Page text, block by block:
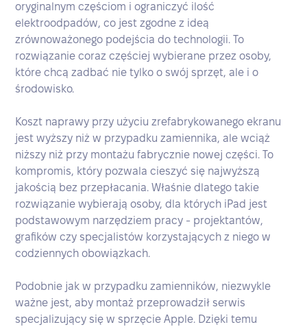
oryginalnym częściom i ograniczyć ilość
elektroodpadów, co jest zgodne z ideą
zrównoważonego podejścia do technologii. To
rozwiązanie coraz częściej wybierane przez osoby,
które chcą zadbać nie tylko o swój sprzęt, ale i o
środowisko.
Koszt naprawy przy użyciu zrefabrykowanego ekranu
jest wyższy niż w przypadku zamiennika, ale wciąż
niższy niż przy montażu fabrycznie nowej części. To
kompromis, który pozwala cieszyć się najwyższą
jakością bez przepłacania. Właśnie dlatego takie
rozwiązanie wybierają osoby, dla których iPad jest
podstawowym narzędziem pracy - projektantów,
grafików czy specjalistów korzystających z niego w
codziennych obowiązkach.
Podobnie jak w przypadku zamienników, niezwykle
ważne jest, aby montaż przeprowadził serwis
specjalizujący się w sprzęcie Apple. Dzięki temu